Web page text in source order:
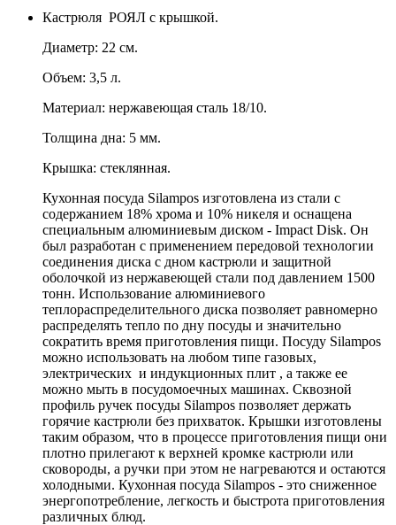
Кастрюля РОЯЛ с крышкой.
Диаметр: 22 см.
Объем: 3,5 л.
Материал: нержавеющая сталь 18/10.
Толщина дна: 5 мм.
Крышка: стеклянная.
Кухонная посуда Silampos изготовлена из стали с
содержанием 18% хрома и 10% никеля и оснащена
специальным алюминиевым диском - Impact Disk. Он
был разработан с применением передовой технологии
соединения диска с дном кастрюли и защитной
оболочкой из нержавеющей стали под давлением 1500
тонн. Использование алюминиевого
теплораспределительного диска позволяет равномерно
распределять тепло по дну посуды и значительно
сократить время приготовления пищи. Посуду Silampos
можно использовать на любом типе газовых,
электрических и индукционных плит , а также ее
можно мыть в посудомоечных машинах. Сквозной
профиль ручек посуды Silampos позволяет держать
горячие кастрюли без прихваток. Крышки изготовлены
таким образом, что в процессе приготовления пищи они
плотно прилегают к верхней кромке кастрюли или
сковороды, а ручки при этом не нагреваются и остаются
холодными. Кухонная посуда Silampos - это сниженное
энергопотребление, легкость и быстрота приготовления
различных блюд.